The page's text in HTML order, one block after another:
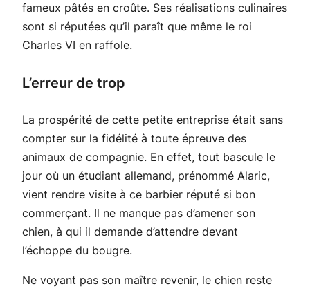
fameux pâtés en croûte. Ses réalisations culinaires
sont si réputées qu’il paraît que même le roi
Charles VI en raffole.
L’erreur de trop
La prospérité de cette petite entreprise était sans
compter sur la fidélité à toute épreuve des
animaux de compagnie. En effet, tout bascule le
jour où un étudiant allemand, prénommé Alaric,
vient rendre visite à ce barbier réputé si bon
commerçant. Il ne manque pas d’amener son
chien, à qui il demande d’attendre devant
l’échoppe du bougre.
Ne voyant pas son maître revenir, le chien reste